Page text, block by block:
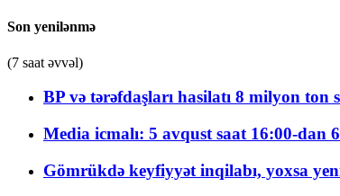
Son yenilənmə
(7 saat əvvəl)
BP və tərəfdaşları hasilatı 8 milyon
Media icmalı: 5 avqust saat 16:00-dan
Gömrükdə keyfiyyət inqilabı, yoxsa